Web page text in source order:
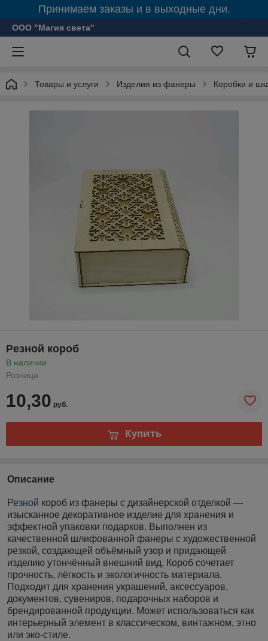
Принимаем заказы и в выходные дни.
ООО "Магия света"
Товары и услуги Изделия из фанеры Коробки и
Резной короб
В наличии
Розница
10,30 руб.
Купить
Описание
Резной короб из фанеры с дизайнерской отделкой —
изысканное декоративное изделие для хранения и
эффектной упаковки подарков. Выполнен из
качественной шлифованной фанеры с художественной
резкой, создающей объёмный узор и придающей
изделию утончённый внешний вид. Короб сочетает
прочность, лёгкость и экологичность материала.
Подходит для хранения украшений, аксессуаров,
документов, сувениров, подарочных наборов и
брендированной продукции. Может использоваться как
интерьерный элемент в классическом, винтажном, этно
или эко-стиле.